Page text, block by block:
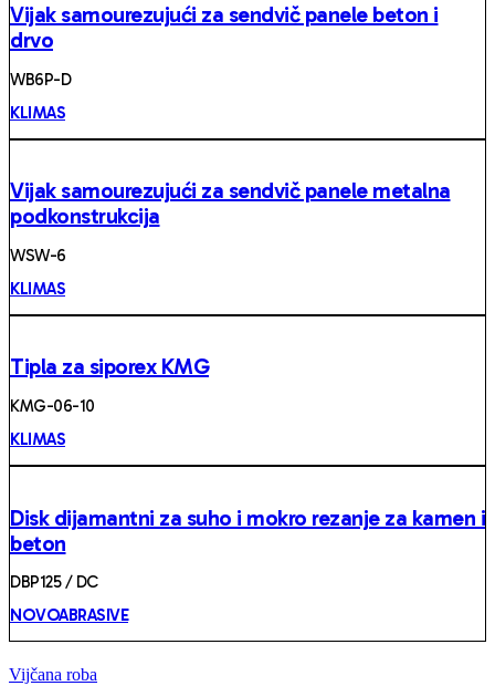
Vijak samourezujući za sendvič panele beton i
drvo
WB6P-D
KLIMAS
Vijak samourezujući za sendvič panele metalna
podkonstrukcija
WSW-6
KLIMAS
Tipla za siporex KMG
KMG-06-10
KLIMAS
Disk dijamantni za suho i mokro rezanje za kamen i
beton
DBP125 / DC
NOVOABRASIVE
Vijčana roba